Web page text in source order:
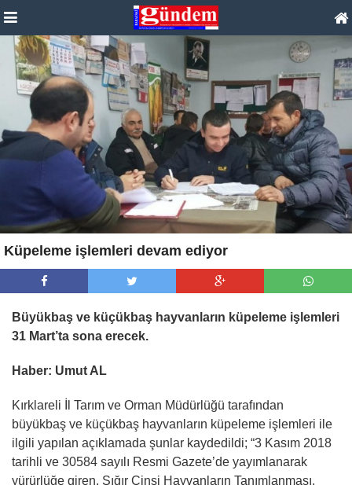
Küpeleme işlemleri devam ediyor
Büyükbaş ve küçükbaş hayvanların küpeleme işlemleri
31 Mart’ta sona erecek.
Haber: Umut AL
Kırklareli İl Tarım ve Orman Müdürlüğü tarafından
büyükbaş ve küçükbaş hayvanların küpeleme işlemleri ile
ilgili yapılan açıklamada şunlar kaydedildi; “3 Kasım 2018
tarihli ve 30584 sayılı Resmi Gazete’de yayımlanarak
yürürlüğe giren, Sığır Cinsi Hayvanların Tanımlanması,